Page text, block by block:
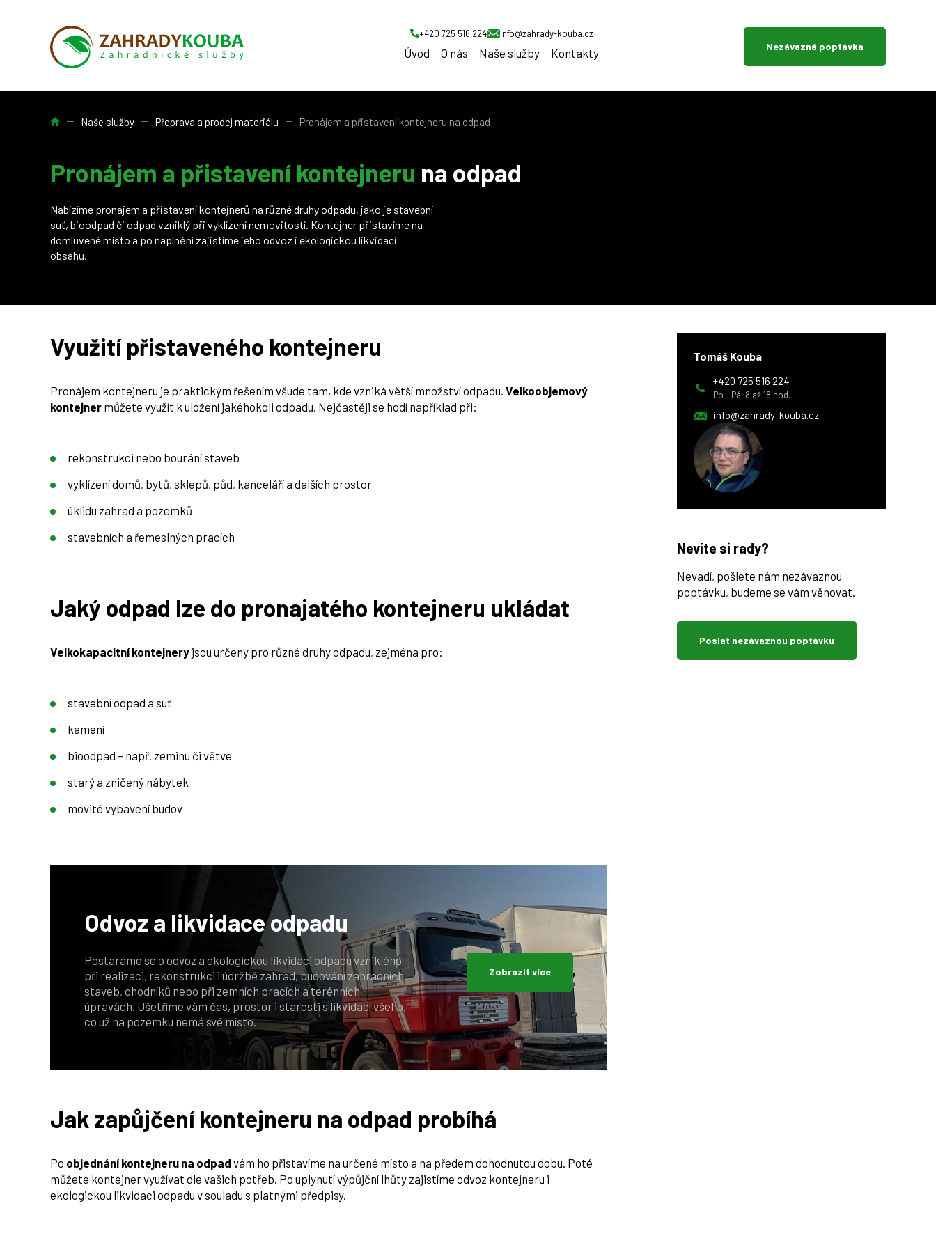
+420 725 516 224 info@zahrady-kouba.cz
Úvod O nás Naše služby Kontakty Nezávazná poptávka
Úvod Naše služby Přeprava a prodej materiálu Pronájem a přistavení kontejneru na odpad
Pronájem a přistavení kontejneru na odpad
Nabízíme pronájem a přistavení kontejnerů na různé druhy odpadu, jako je stavební
suť, bioodpad či odpad vzniklý při vyklízení nemovitostí. Kontejner přistavíme na
domluvené místo a po naplnění zajistíme jeho odvoz i ekologickou likvidaci
obsahu.
Využití přistaveného kontejneru
Pronájem kontejneru je praktickým řešením všude tam, kde vzniká větší množství odpadu. Velkoobjemový
kontejner můžete využít k uložení jakéhokoli odpadu. Nejčastěji se hodí například při:
rekonstrukci nebo bourání staveb
vyklízení domů, bytů, sklepů, půd, kanceláří a dalších prostor
úklidu zahrad a pozemků
stavebních a řemeslných pracích
Jaký odpad lze do pronajatého kontejneru ukládat
Velkokapacitní kontejnery jsou určeny pro různé druhy odpadu, zejména pro:
stavební odpad a suť
kamení
bioodpad – např. zeminu či větve
starý a zničený nábytek
movité vybavení budov
Odvoz a likvidaceodpadu
Postaráme se o odvoz a ekologickou likvidaci odpadu vzniklého
při realizaci, rekonstrukci i údržbě zahrad, budování zahradních
staveb, chodníků nebo při zemních pracích a terénních
úpravách. Ušetříme vám čas, prostor i starosti s likvidací všeho,
co už na pozemku nemá své místo.
Zobrazit více
Jak zapůjčení kontejneru na odpad probíhá
Po objednání kontejneru na odpad vám ho přistavíme na určené místo a na předem dohodnutou dobu. Poté
můžete kontejner využívat dle vašich potřeb. Po uplynutí výpůjční lhůty zajistíme odvoz kontejneru i
ekologickou likvidaci odpadu v souladu s platnými předpisy.
Tomáš Kouba
+420 725 516 224
Po - Pá: 8 až 18 hod.
info@zahrady-kouba.cz
Nevíte si rady?
Nevadí, pošlete nám nezávaznou
poptávku, budeme se vám věnovat.
Poslat nezávaznou poptávku